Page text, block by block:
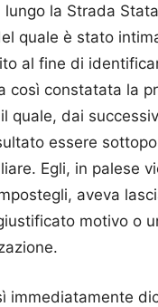
la Strada
quale è stato
al fine di
così constatata la
quale, dai
essere
Egli, in palese
aveva
motivo o
immediatamente